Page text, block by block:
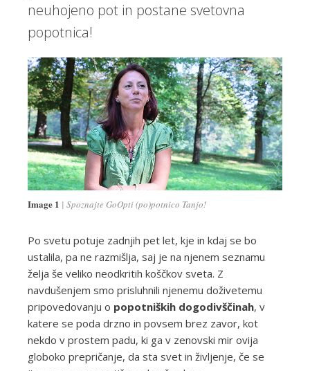
neuhojeno pot in postane svetovna
popotnica!
Image 1 Spoznajte GoOpti (po)potnico Tanjo!
Po svetu potuje zadnjih pet let, kje in kdaj se bo
ustalila, pa ne razmišlja, saj je na njenem seznamu
želja še veliko neodkritih koščkov sveta. Z
navdušenjem smo prisluhnili njenemu doživetemu
pripovedovanju o popotniških dogodivščinah, v
katere se poda drzno in povsem brez zavor, kot
nekdo v prostem padu, ki ga v zenovski mir ovija
globoko prepričanje, da sta svet in življenje, če se